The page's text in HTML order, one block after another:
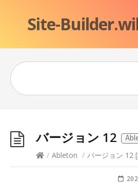
Site-
バージョン 12
/ Ableton / バージョン 12 [